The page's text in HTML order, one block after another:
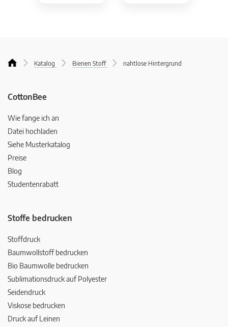
Katalog Bienen Stoff nahtlose Hintergrund
CottonBee
Wie fange ich an
Datei hochladen
Siehe Musterkatalog
Preise
Blog
Studentenrabatt
Stoffe bedrucken
Stoffdruck
Baumwollstoff bedrucken
Bio Baumwolle bedrucken
Sublimationsdruck auf Polyester
Seidendruck
Viskose bedrucken
Druck auf Leinen